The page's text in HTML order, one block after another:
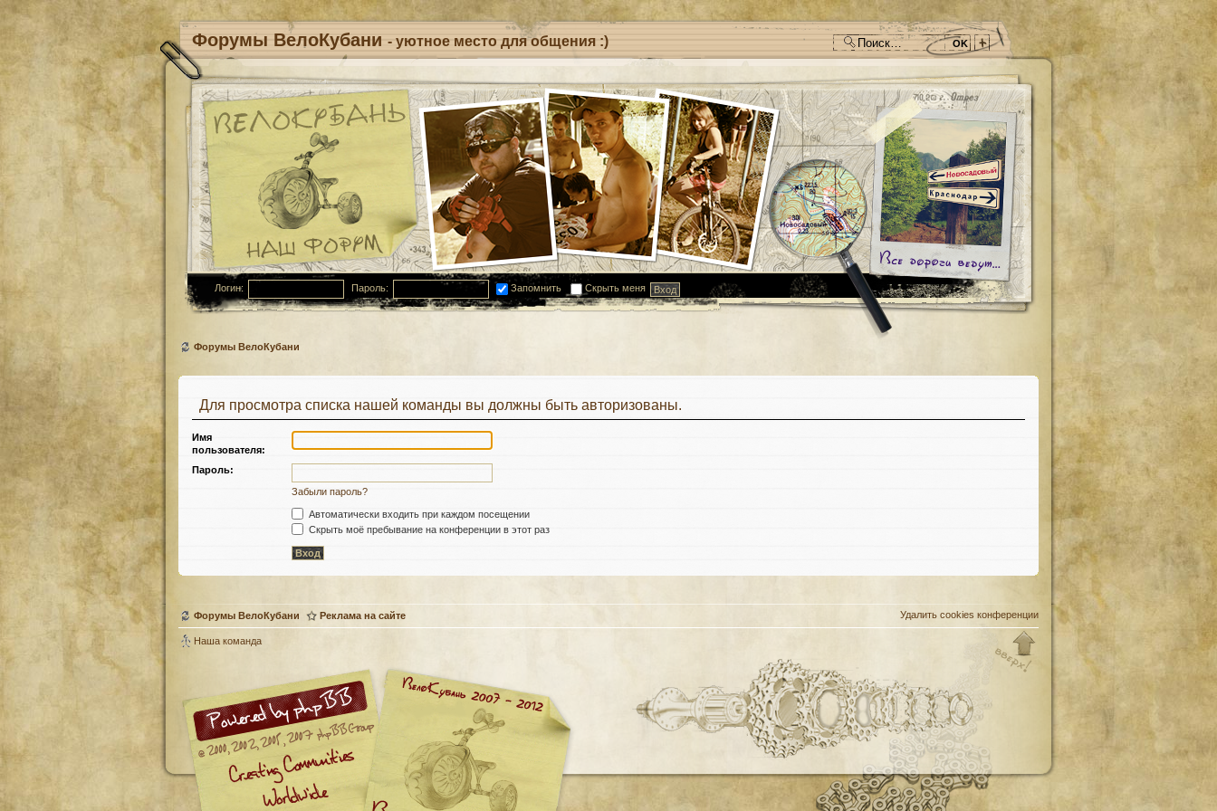
Форумы ВелоКубани - уютное место для общения :)
Логин: Пароль: Запомнить Скрыть меня
Форумы ВелоКубани
Для просмотра списка нашей команды вы должны быть авторизованы.
Имя
пользователя:
Пароль:
Забыли пароль?
Автоматически входить при каждом посещении
Скрыть моё пребывание на конференции в этот раз
Форумы ВелоКубани Реклама на сайте Удалить cookies конференции
Наша команда